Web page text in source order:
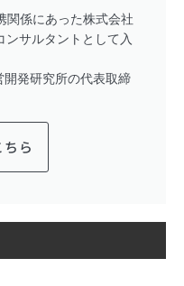
関係にあった株式会社
ンサルタントとして入
発研究所の代表取締
ら